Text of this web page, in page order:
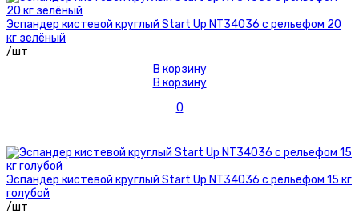
Эспандер кистевой круглый Start Up NT34036 с рельефом 20
кг зелёный
/шт
В корзину
В корзину
0
Эспандер кистевой круглый Start Up NT34036 с рельефом 15 кг
голубой
/шт